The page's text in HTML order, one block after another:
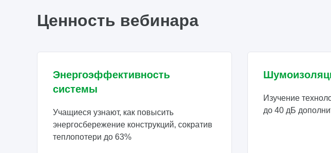
Ценность вебинара
Энергоэффективность
системы
Учащиеся узнают, как повысить
энергосбережение конструкций, сократив
теплопотери до 63%
Изучение
до 40 дБ